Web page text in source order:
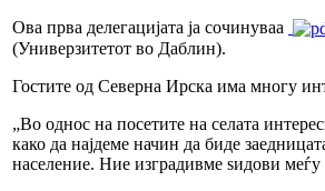
Ова прва делегацијата ја сочинуваа
(Универзитетот во Даблин).
Гостите од Северна Ирска има многу
„Во однос на посетите на селата
како да најдеме начин да биде
население. Ние изградивме ѕидови